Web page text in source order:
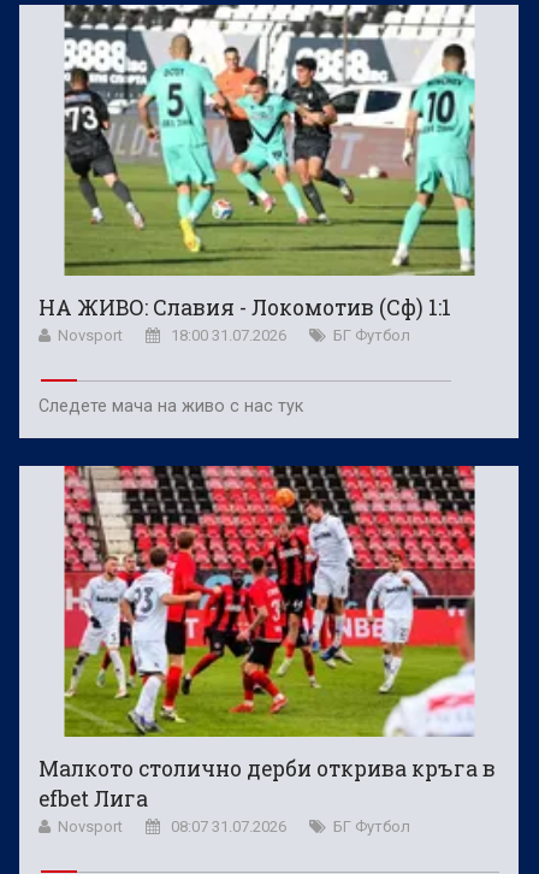
НА ЖИВО: Славия - Локомотив (Сф) 1:1
Novsport 18:00 31.07.2026 БГ Футбол
Следете мача на живо с нас тук
Малкото столично дерби открива кръга в
efbet Лига
Novsport 08:07 31.07.2026 БГ Футбол